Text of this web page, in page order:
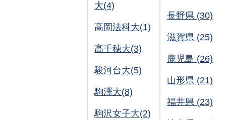
大(4)
高岡法科大(1)
高千穂大(3)
駿河台大(5)
駒澤大(8)
駒沢女子大(2)
長野県 (30)
滋賀県 (25)
鹿児島 (26)
山形県 (21)
福井県 (23)